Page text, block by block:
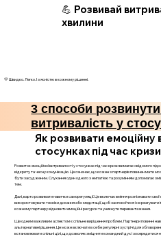
💪 Розвивай
хвилини
💛 Швидко. Легко. І з ясністю в кожному рішенні.
3 способи
витривалість у
Як розвивати емоційну
стосунках під час кризи
Розвиток емоційної витривалості у стосунках під час кризи вимагає свідомого
відкриту та чесну комунікацію. Це означає, що кожен з партнерів повинен мати
бути засудженим. Слухання один одного з емпатією та розумінням допомагає
тем.
Далі, варто розвивати навички саморегуляції. Це включає вміння розпізнавати
використовувати техніки дихання або медитації, щоб заспокоїтися і не
кожному партнеру відновити емоційні ресурси та уникнути перевантаження.
Ще одним важливим аспектом є спільне вирішення проблем. Партнери повинні
альтернативні рішення. Це може включати в себе регулярні зустрічі для
встановлювати спільні цілі, що дозволяє зміцнити командний дух і зосередитися